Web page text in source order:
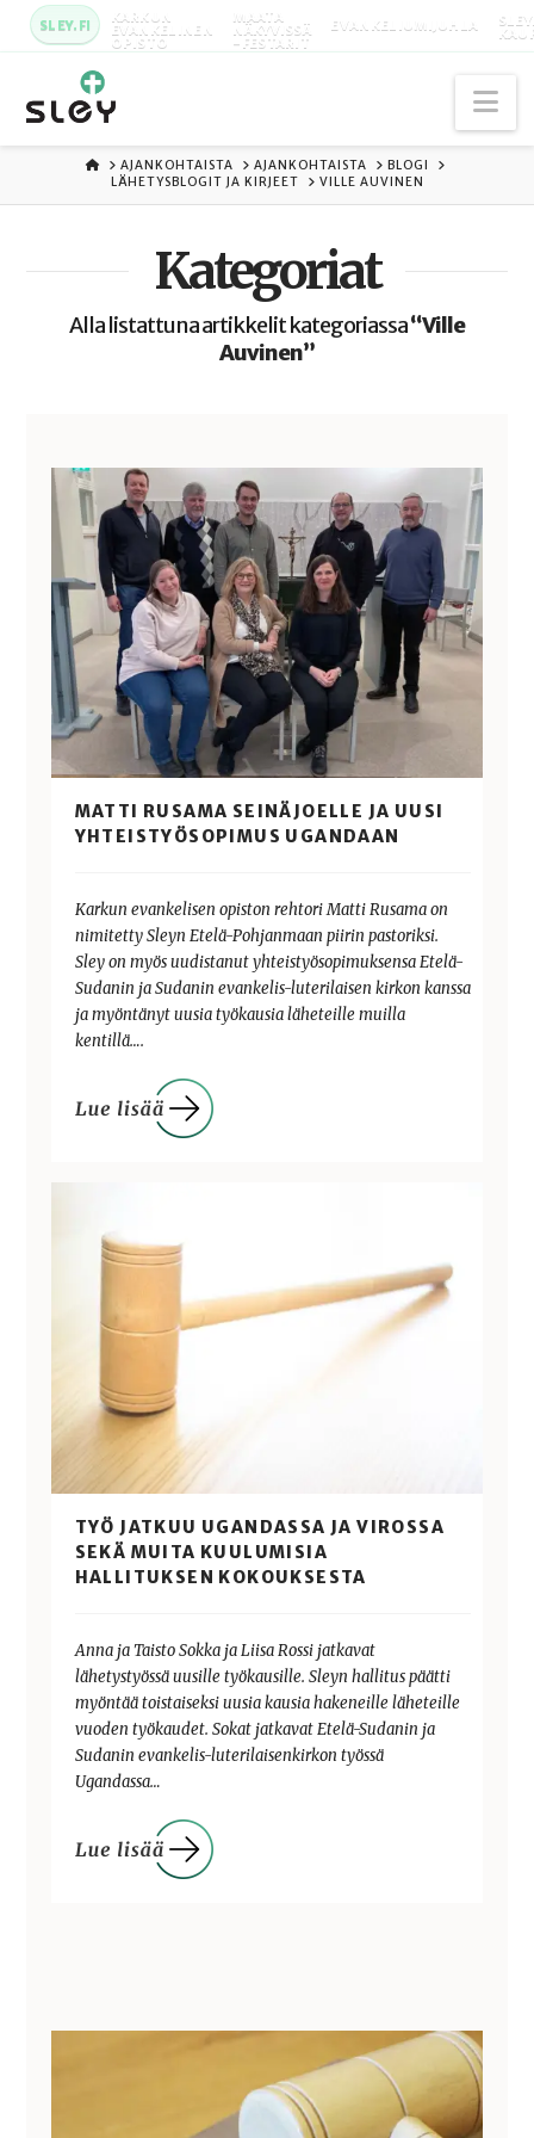
SLEY.FI KARKUN
EVANKELINEN
OPISTO
MAATA
NÄKYVISSÄ
-FESTARIT
EVANKELIUMIJUHLA
ETUSIVU
AJANKOHTAISTA AJANKOHTAISTA
BLOGI
LÄHETYSBLOGIT JA KIRJEET
VILLE AUVINEN
Kategoriat
Alla listattuna artikkelit kategoriassa“Ville
Auvinen”
MATTI RUSAMA SEINÄJOELLE JA UUSI
YHTEISTYÖSOPIMUS UGANDAAN
Karkun evankelisen opiston rehtori Matti Rusama on
nimitetty Sleyn Etelä-Pohjanmaan piirin pastoriksi.
Sley on myös uudistanut yhteistyösopimuksensa Etelä-
Sudanin ja Sudanin evankelis-luterilaisen kirkon kanssa
ja myöntänyt uusia työkausia läheteille muilla
kentillä….
TYÖ JATKUU UGANDASSA JA VIROSSA
SEKÄ MUITA KUULUMISIA
HALLITUKSEN KOKOUKSESTA
Anna ja Taisto Sokka ja Liisa Rossi jatkavat
lähetystyössä uusille työkausille. Sleyn hallitus päätti
myöntää toistaiseksi uusia kausia hakeneille läheteille
vuoden työkaudet. Sokat jatkavat Etelä-Sudanin ja
Sudanin evankelis-luterilaisenkirkon työssä
Ugandassa…